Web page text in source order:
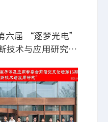
六届 “逐梦光电”
技术与应用研究学
谱诊断技术与应用研
领域知名学者分享最新
山东大学、清华大学、
研院校近100名专家学
得了线上47.2万人的关